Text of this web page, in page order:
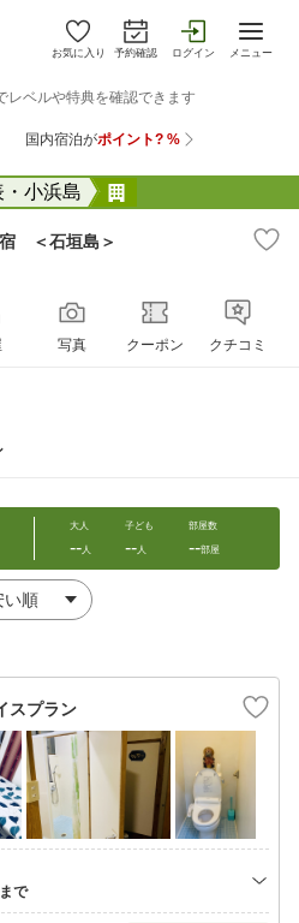
お気に入り 予約確認 ログイン メニュー
小浜島
＜石垣島＞
写真 クーポン クチコミ
大人
--人
子ども
--人
部屋数
--部屋
スプラン